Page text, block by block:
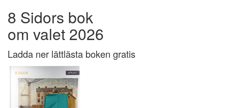
8 Sidors bok
om valet 2026
Ladda ner lättlästa boken gratis